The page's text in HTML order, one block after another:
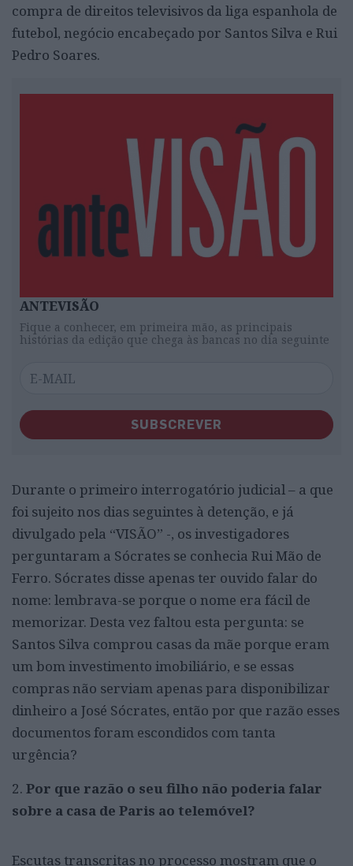
compra de direitos televisivos da liga espanhola de
futebol, negócio encabeçado por Santos Silva e Rui
Pedro Soares.
ANTEVISÃO
Fique a conhecer, em primeira mão, as principais
histórias da edição que chega às bancas no dia seguinte
SUBSCREVER
Durante o primeiro interrogatório judicial – a que
foi sujeito nos dias seguintes à detenção, e já
divulgado pela “VISÃO” -, os investigadores
perguntaram a Sócrates se conhecia Rui Mão de
Ferro. Sócrates disse apenas ter ouvido falar do
nome: lembrava-se porque o nome era fácil de
memorizar. Desta vez faltou esta pergunta: se
Santos Silva comprou casas da mãe porque eram
um bom investimento imobiliário, e se essas
compras não serviam apenas para disponibilizar
dinheiro a José Sócrates, então por que razão esses
documentos foram escondidos com tanta
urgência?
2. Por que razão o seu filho não poderia falar
sobre a casa de Paris ao telemóvel?
Escutas transcritas no processo mostram que o